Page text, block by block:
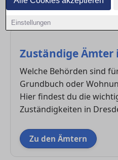
Einstellungen
Fragen auftauchen.
Zuständige Ämter
Welche Behörden sind
Grundbuch oder
Hier findest du die
Zuständigkeiten in
Zu den Ämtern